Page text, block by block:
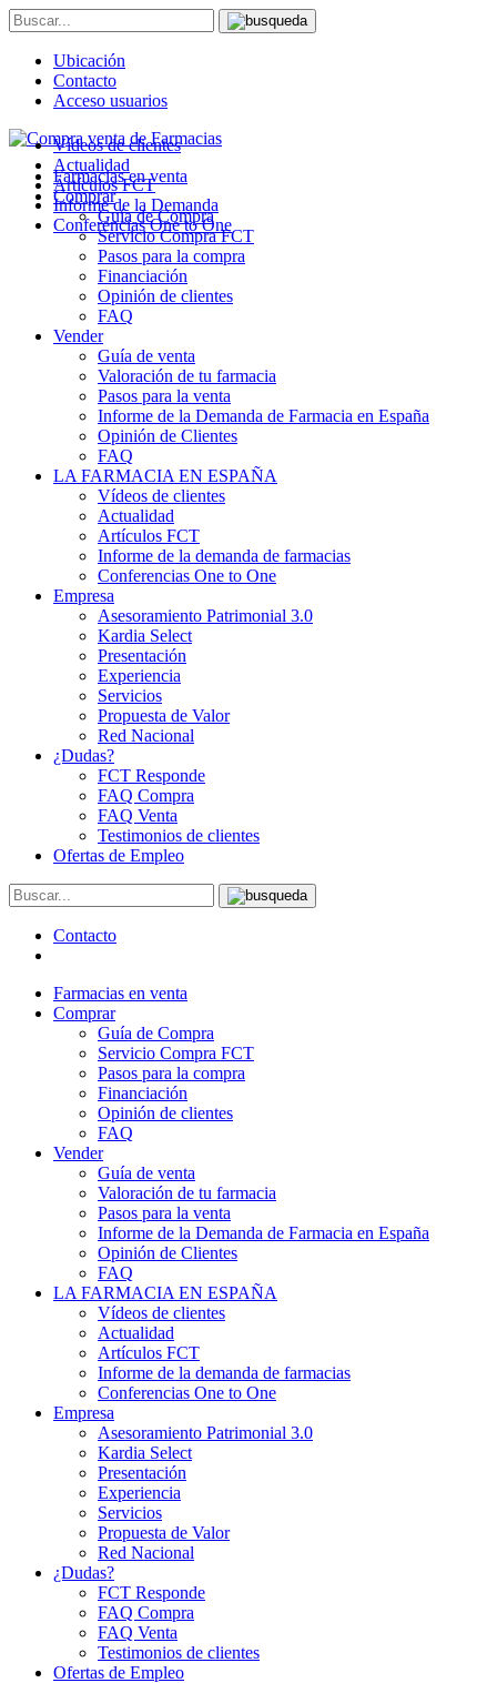
Ubicación
Contacto
Acceso usuarios
Farmacias en venta
Comprar
Guía de Compra
Servicio Compra FCT
Pasos para la compra
Financiación
Opinión de clientes
FAQ
Vender
Guía de venta
Valoración de tu farmacia
Pasos para la venta
Informe de la Demanda de Farmacia en España
Opinión de Clientes
FAQ
LA FARMACIA EN ESPAÑA
Vídeos de clientes
Actualidad
Artículos FCT
Informe de la demanda de farmacias
Conferencias One to One
Empresa
Asesoramiento Patrimonial 3.0
Kardia Select
Presentación
Experiencia
Servicios
Propuesta de Valor
Red Nacional
¿Dudas?
FCT Responde
FAQ Compra
FAQ Venta
Testimonios de clientes
Ofertas de Empleo
Contacto
Farmacias en venta
Comprar
Guía de Compra
Servicio Compra FCT
Pasos para la compra
Financiación
Opinión de clientes
FAQ
Vender
Guía de venta
Valoración de tu farmacia
Pasos para la venta
Informe de la Demanda de Farmacia en España
Opinión de Clientes
FAQ
LA FARMACIA EN ESPAÑA
Vídeos de clientes
Actualidad
Artículos FCT
Informe de la demanda de farmacias
Conferencias One to One
Empresa
Asesoramiento Patrimonial 3.0
Kardia Select
Presentación
Experiencia
Servicios
Propuesta de Valor
Red Nacional
¿Dudas?
FCT Responde
FAQ Compra
FAQ Venta
Testimonios de clientes
Ofertas de Empleo
Vídeos de clientes
Actualidad
Artículos FCT
Informe de la Demanda
Conferencias One to One